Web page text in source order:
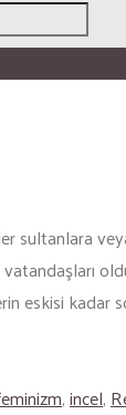
sultanlara
eskisi kadar
,incel,